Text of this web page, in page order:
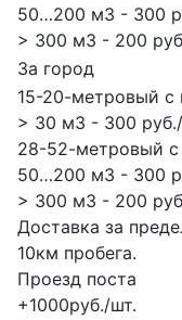
50…200 м3 - 300
> 300 м3 - 200
За город
15-20-метровый с
> 30 м3 - 300
28-52-метровый с
50…200 м3 - 300
> 300 м3 - 200
Доставка за
10км пробега.
Проезд поста
+1000руб./шт.